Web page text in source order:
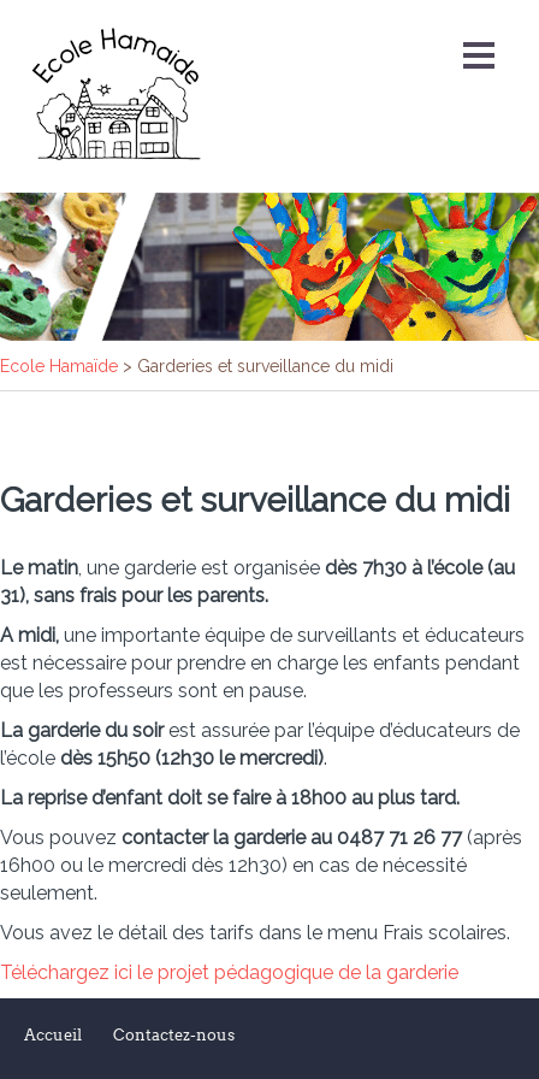
Ecole Hamaïde > Garderies et surveillance du midi
Garderies et surveillance du midi
Le matin, une garderie est organisée dès 7h30 à l’école (au
31), sans frais pour les parents.
A midi, une importante équipe de surveillants et éducateurs
est nécessaire pour prendre en charge les enfants pendant
que les professeurs sont en pause.
La garderie du soirest assurée par l’équipe d’éducateurs de
l’école dès 15h50 (12h30 le mercredi).
La reprise d’enfant doit se faire à 18h00 au plus tard.
Vous pouvez contacter la garderie au 0487 71 26 77(après
16h00 ou le mercredi dès 12h30) en cas de nécessité
seulement.
Vous avez le détail des tarifs dans le menu Frais scolaires.
Téléchargez ici le projet pédagogique de la garderie
Accueil Contactez-nous